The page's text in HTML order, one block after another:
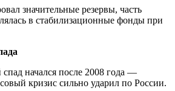
значительные резервы, часть
в стабилизационные фонды при
начался после 2008 года —
кризис сильно ударил по России.